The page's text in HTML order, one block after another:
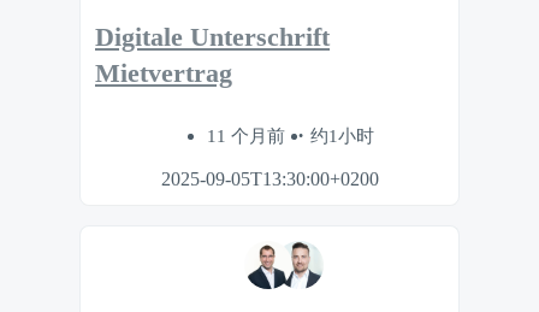
Digitale Unterschrift
Mietvertrag
11 个月前 约1小时
2025-09-05T13:30:00+0200